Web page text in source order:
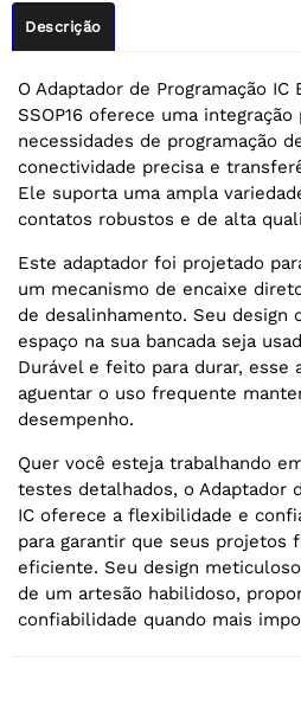
Descrição
O Adaptador de Programação IC
SSOP16 oferece uma
necessidades de programação
conectividade precisa e
Ele suporta uma ampla
contatos robustos e de alta
Este adaptador foi projetado
um mecanismo de encaixe
de desalinhamento. Seu design
espaço na sua bancada seja
Durável e feito para durar, esse
aguentar o uso frequente
desempenho.
Quer você esteja trabalhando
testes detalhados, o Adaptador
IC oferece a flexibilidade e
para garantir que seus projetos
eficiente. Seu design
de um artesão habilidoso,
confiabilidade quando mais